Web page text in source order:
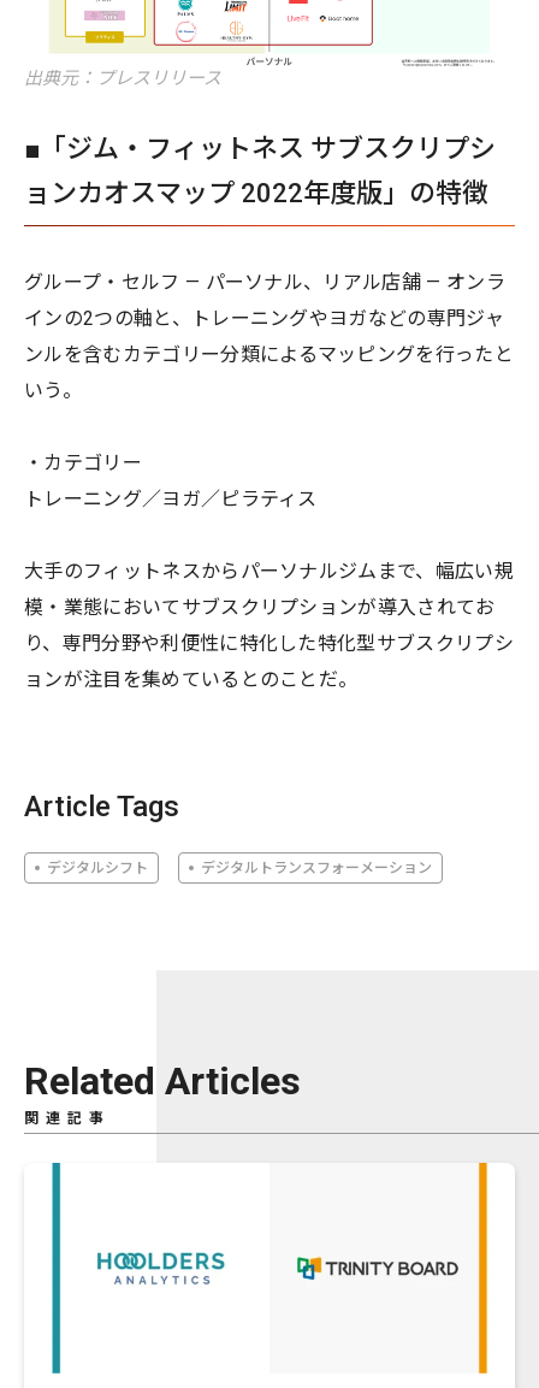
出典元：プレスリリース
■「ジム・フィットネス サブスクリプシ
ョンカオスマップ 2022年度版」の特徴
グループ・セルフ — パーソナル、リアル店舗 — オンラ
インの2つの軸と、トレーニングやヨガなどの専門ジャ
ンルを含むカテゴリー分類によるマッピングを行ったと
いう。
・カテゴリー
トレーニング／ヨガ／ピラティス
大手のフィットネスからパーソナルジムまで、幅広い規
模・業態においてサブスクリプションが導入されてお
り、専門分野や利便性に特化した特化型サブスクリプシ
ョンが注目を集めているとのことだ。
Article Tags
デジタルシフト デジタルトランスフォーメーション
Related Articles
関連記事